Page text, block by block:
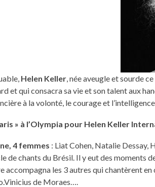
Helen Keller, née aveugle et sourde
et qui consacra sa vie et son talent aux
à la volonté, le courage et
» à l’Olympia pour Helen Keller
4 femmes : Liat Cohen, Natalie Dessay,
de chants du Brésil. Il y eut des moments
accompagna les 3 autres qui chantèrent
de Moraes….